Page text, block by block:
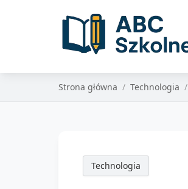
Strona główna Technologia
Technologia